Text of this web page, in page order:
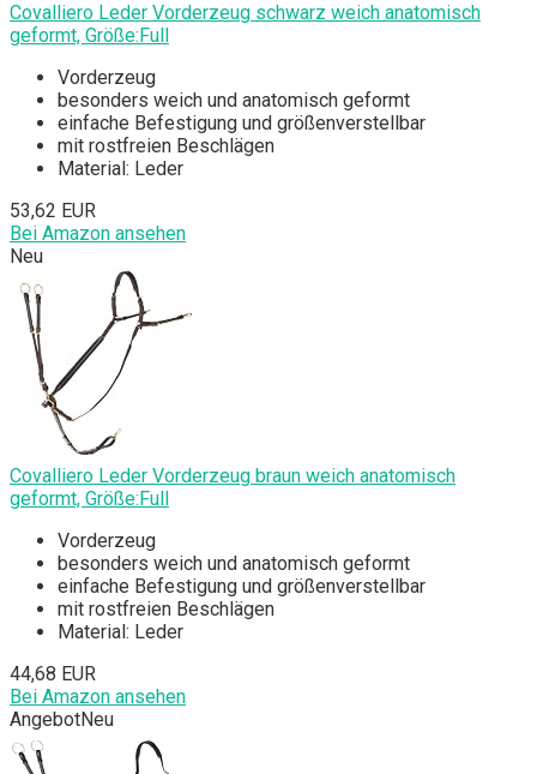
Covalliero Leder Vorderzeug schwarz weich anatomisch
geformt, Größe:Full
Vorderzeug
besonders weich und anatomisch geformt
einfache Befestigung und größenverstellbar
mit rostfreien Beschlägen
Material: Leder
53,62 EUR
Bei Amazon ansehen
Neu
Covalliero Leder Vorderzeug braun weich anatomisch
geformt, Größe:Full
Vorderzeug
besonders weich und anatomisch geformt
einfache Befestigung und größenverstellbar
mit rostfreien Beschlägen
Material: Leder
44,68 EUR
Bei Amazon ansehen
AngebotNeu